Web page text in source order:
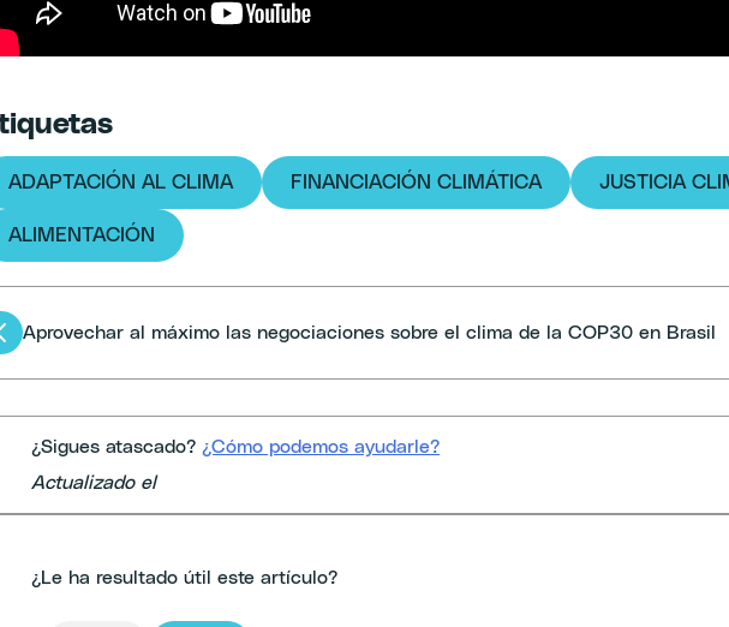
ADAPTACIÓN AL CLIMA FINANCIACIÓN CLIMÁTICA JUSTICIA
ALIMENTACIÓN
Aprovechar al máximo las negociaciones sobre el clima de la COP30 en Brasil
¿Sigues atascado? ¿Cómo podemos ayudarle?
Actualizado el
¿Le ha resultado útil este artículo?